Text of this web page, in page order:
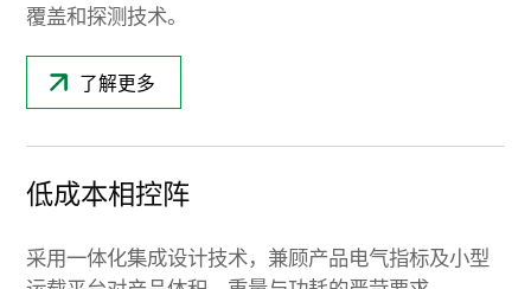
覆盖和探测技术。
了解更多
低成本相控阵
采用一体化集成设计技术，兼顾产品电气指标及小型